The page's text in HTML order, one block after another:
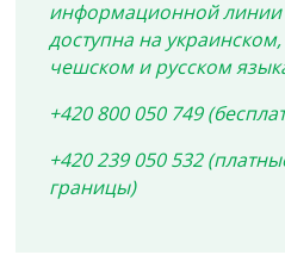
информационной линии
доступна на
чешском и русском
+420 800 050 749
+420 239 050 532
границы)